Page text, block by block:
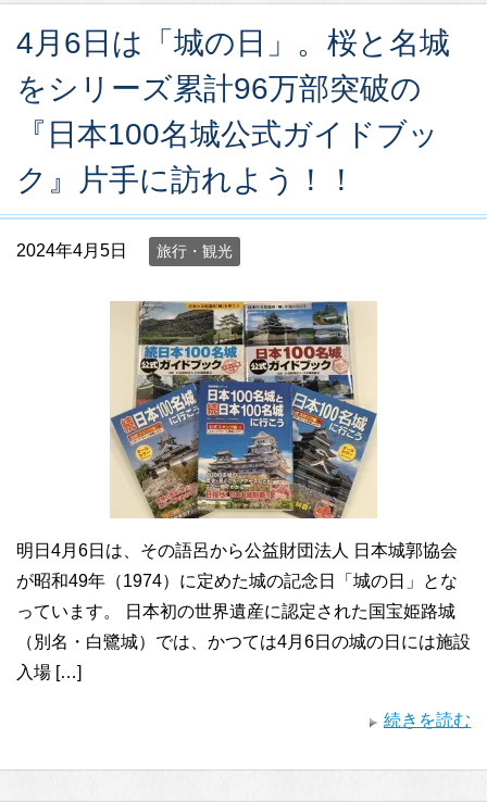
4月6日は「城の日」。桜と名城
をシリーズ累計96万部突破の
『日本100名城公式ガイドブッ
ク』片手に訪れよう！！
2024年4月5日 旅行・観光
明日4月6日は、その語呂から公益財団法人 日本城郭協会
が昭和49年（1974）に定めた城の記念日「城の日」とな
っています。 日本初の世界遺産に認定された国宝姫路城
（別名・白鷺城）では、かつては4月6日の城の日には施設
入場 […]
続きを読む